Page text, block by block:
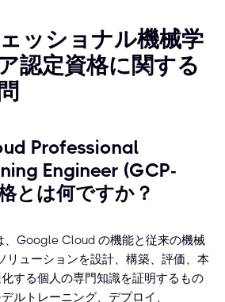
ッショナル機械学
認定資格に関する
Professional
Engineer (GCP-
とは何ですか？
、Google Cloud の機能と従来の機械
リューションを設計、構築、評価、本
する個人の専門知識を証明するもの
ルトレーニング、デプロイ、